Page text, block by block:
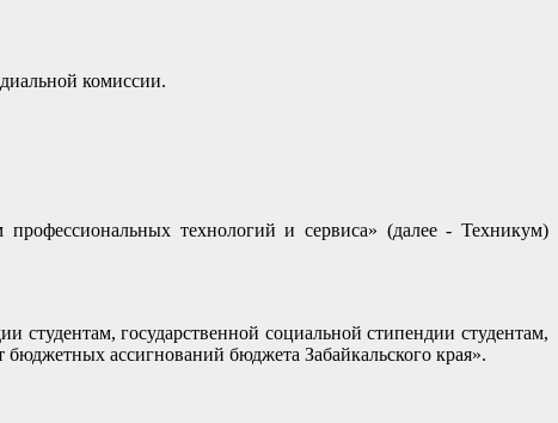
комиссии.
профессиональных технологий и сервиса» (далее - Техникум)
студентам, государственной социальной стипендии студентам,
ассигнований бюджета Забайкальского края».